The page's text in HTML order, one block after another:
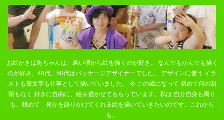
お絵かきばあちゃんは、若い頃から絵を描くのが好き。 なんでもかんでも描く
のが好き、40代、50代はパッケージデザイナーでした。 デザインに使う イラ
ストも筆文字も仕事として描いていました。 今 この歳になって 初めて何の制
限もなく 好きに自由に、絵を描かせてもらっています。私は 自分自身も周り
も、眺めて 何かを語りかけてくれる絵を描いていきたいのです、これから
も。